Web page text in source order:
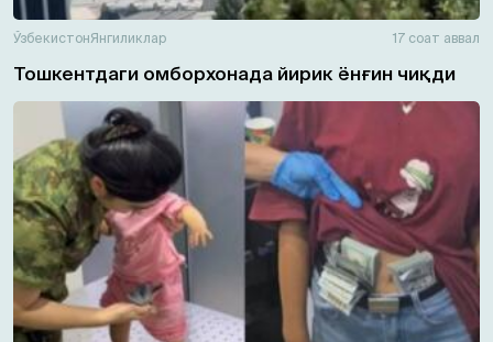
ЎзбекистонЯнгиликлар 17 соат аввал
Тошкентдаги омборхонада йирик ёнғин чиқди